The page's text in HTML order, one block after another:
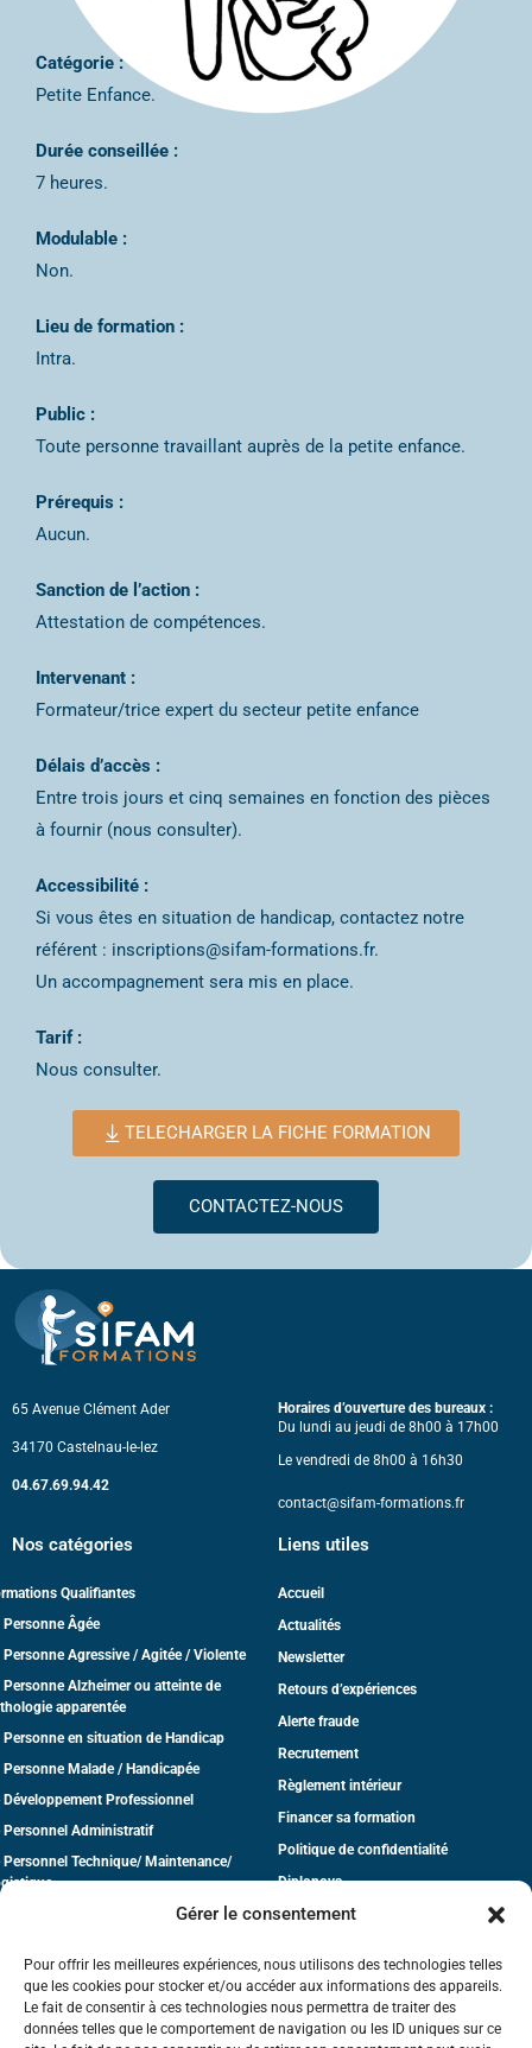
Gérer le consentement
Pour offrir les meilleures expériences, nous utilisons des technologies telles
que les cookies pour stocker et/ou accéder aux informations des appareils.
Le fait de consentir à ces technologies nous permettra de traiter des
données telles que le comportement de navigation ou les ID uniques sur ce
Catégorie :
Petite Enfance.
Durée conseillée :
7 heures.
Modulable :
Non.
Lieu de formation :
Intra.
Public :
Toute personne travaillant auprès de la petite enfance.
Prérequis :
Aucun.
Sanction de l’action :
Attestation de compétences.
Intervenant :
Formateur/trice expert du secteur petite enfance
Délais d’accès :
Entre trois jours et cinq semaines en fonction des pièces
à fournir (nous consulter).
Accessibilité :
Si vous êtes en situation de handicap, contactez notre
référent : inscriptions@sifam-formations.fr.
Un accompagnement sera mis en place.
Tarif :
Nous consulter.
TELECHARGER LA FICHE FORMATION
CONTACTEZ-NOUS
65 Avenue Clément Ader
34170 Castelnau-le-lez
04.67.69.94.42
Horaires d’ouverture des bureaux :
Du lundi au jeudi de 8h00 à 17h00
Le vendredi de 8h00 à 16h30
contact@sifam-formations.fr
Nos catégories
Qualifiantes
Personne Âgée
Personne Agressive / Agitée / Violente
Personne Alzheimer ou atteinte de
apparentée
Personne en situation de Handicap
Personne Malade / Handicapée
Développement Professionnel
Personnel Administratif
Personnel Technique/ Maintenance/
Liens utiles
Accueil
Actualités
Newsletter
Retours d’expériences
Alerte fraude
Recrutement
Règlement intérieur
Financer sa formation
Politique de confidentialité
Diplonova
CGV